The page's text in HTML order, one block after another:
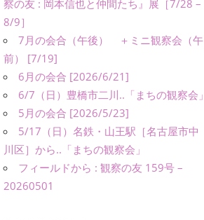
察の友 : 岡本信也と仲間たち』展［7/28 –
8/9］
7月の会合（午後） ＋ミニ観察会（午
前） [7/19]
6月の会合 [2026/6/21]
6/7（日）豊橋市二川..「まちの観察会」
5月の会合 [2026/5/23]
5/17（日）名鉄・山王駅［名古屋市中
川区］から..「まちの観察会」
フィールドから : 観察の友 159号 –
20260501